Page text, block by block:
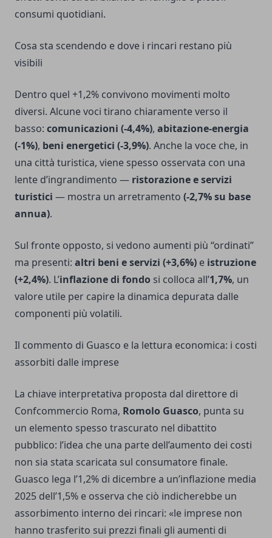
consumi quotidiani.
Cosa sta scendendo e dove i rincari restano più
visibili
Dentro quel +1,2% convivono movimenti molto
diversi. Alcune voci tirano chiaramente verso il
basso: comunicazioni (-4,4%), abitazione-energia
(-1%), beni energetici (-3,9%). Anche la voce che, in
una città turistica, viene spesso osservata con una
lente d’ingrandimento — ristorazione e servizi
turistici — mostra un arretramento (-2,7% su base
annua).
Sul fronte opposto, si vedono aumenti più “ordinati”
ma presenti: altri beni e servizi (+3,6%) e istruzione
(+2,4%). L’inflazione di fondo si colloca all’1,7%, un
valore utile per capire la dinamica depurata dalle
componenti più volatili.
Il commento di Guasco e la lettura economica: i costi
assorbiti dalle imprese
La chiave interpretativa proposta dal direttore di
Confcommercio Roma, Romolo Guasco, punta su
un elemento spesso trascurato nel dibattito
pubblico: l’idea che una parte dell’aumento dei costi
non sia stata scaricata sul consumatore finale.
Guasco lega l’1,2% di dicembre a un’inflazione media
2025 dell’1,5% e osserva che ciò indicherebbe un
assorbimento interno dei rincari: «le imprese non
hanno trasferito sui prezzi finali gli aumenti di